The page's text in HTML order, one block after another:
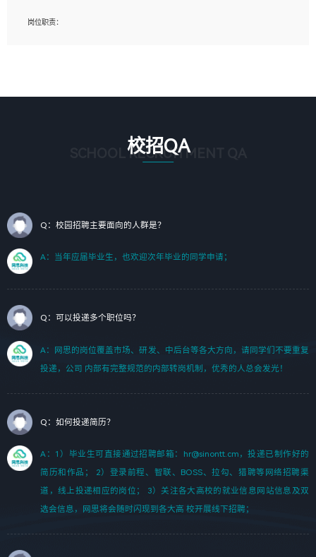
1、艺术设计类相关专业；（其中需求分析顾问不限专业）
岗位职责：
2. 熟悉 前端常用框架, 能独立完成设计给予的 UI 效果;
3. 有良好的代码习惯, 低级错误出现频率低;
7. 了解或熟悉 WebGL 及相关框架优先。
（岗位人员专职于行业应用解决方案、项目申报方案、投标方案的策划编写）
校招QA
SCHOOL RECRUITMENT QA
Q：校园招聘主要面向的人群是？
A：当年应届毕业生，也欢迎次年毕业的同学申请；
Q：可以投递多个职位吗？
A：网思的岗位覆盖市场、研发、中后台等各大方向，请同学们不要重复
投递，公司 内部有完整规范的内部转岗机制，优秀的人总会发光！
Q：如何投递简历？
A：1）毕业生可直接通过招聘邮箱：hr@sinontt.cm，投递已制作好的
简历和作品； 2）登录前程、智联、BOSS、拉勾、猎聘等网络招聘渠
道，线上投递相应的岗位； 3）关注各大高校的就业信息网站信息及双
选会信息，网思将会随时闪现到各大高 校开展线下招聘；